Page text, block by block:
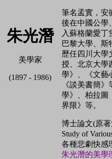
朱光潛
美學家
(1897 - 1986)
筆名孟實，安
後在中國公學
入蘇格蘭愛丁
巴黎大學、斯
歷任四川大學
授、北京大學
學》、《文藝
《談美書簡
學》、柏拉圖
界限》等。
博士論文(原著
Study of
各種悲劇快感
朱光潛的美學